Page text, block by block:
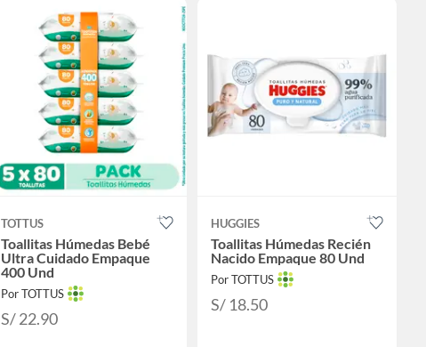
TOTTUS
Toallitas Húmedas Bebé
Ultra Cuidado Empaque
400 Und
Por TOTTUS
S/ 22.90
HUGGIES
Toallitas Húmedas Recién
Nacido Empaque 80 Und
Por TOTTUS
S/ 18.50